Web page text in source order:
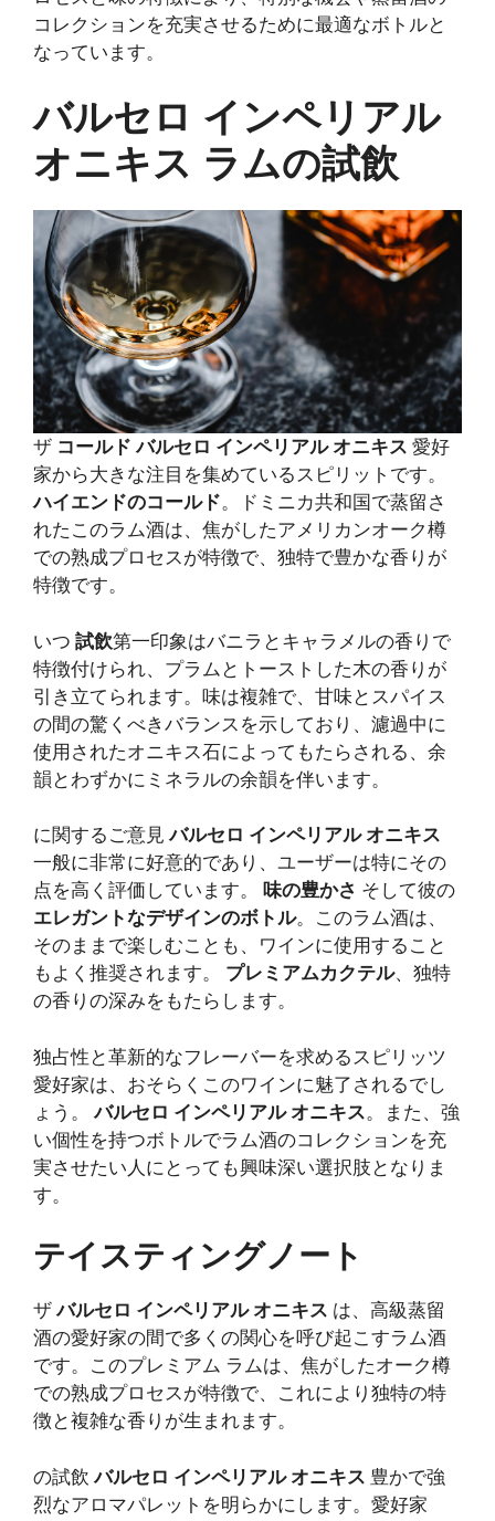
コレクションを充実させるために最適なボトルと
なっています。
バルセロ インペリアル
オニキス ラムの試飲
ザ コールド バルセロ インペリアル オニキス 愛好
家から大きな注目を集めているスピリットです。
ハイエンドのコールド。ドミニカ共和国で蒸留さ
れたこのラム酒は、焦がしたアメリカンオーク樽
での熟成プロセスが特徴で、独特で豊かな香りが
特徴です。
いつ 試飲第一印象はバニラとキャラメルの香りで
特徴付けられ、プラムとトーストした木の香りが
引き立てられます。味は複雑で、甘味とスパイス
の間の驚くべきバランスを示しており、濾過中に
使用されたオニキス石によってもたらされる、余
韻とわずかにミネラルの余韻を伴います。
に関するご意見バルセロ インペリアル オニキス
一般に非常に好意的であり、ユーザーは特にその
点を高く評価しています。 味の豊かさ そして彼の
エレガントなデザインのボトル。このラム酒は、
そのままで楽しむことも、ワインに使用すること
もよく推奨されます。 プレミアムカクテル、独特
の香りの深みをもたらします。
独占性と革新的なフレーバーを求めるスピリッツ
愛好家は、おそらくこのワインに魅了されるでし
ょう。バルセロ インペリアル オニキス。また、強
い個性を持つボトルでラム酒のコレクションを充
実させたい人にとっても興味深い選択肢となりま
す。
テイスティングノート
ザバルセロ インペリアル オニキス は、高級蒸留
酒の愛好家の間で多くの関心を呼び起こすラム酒
です。このプレミアム ラムは、焦がしたオーク樽
での熟成プロセスが特徴で、これにより独特の特
徴と複雑な香りが生まれます。
の試飲バルセロ インペリアル オニキス 豊かで強
烈なアロマパレットを明らかにします。愛好家